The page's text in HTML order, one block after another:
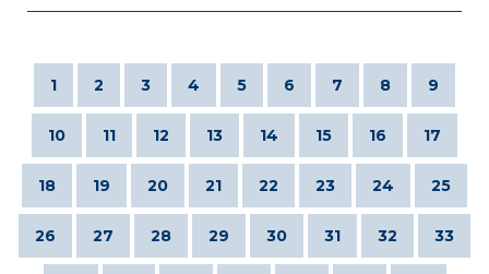
1 2 3 4 5 6 7 8 9
10 11 12 13 14 15 16 17
18 19 20 21 22 23 24 25
26 27 28 29 30 31 32 33